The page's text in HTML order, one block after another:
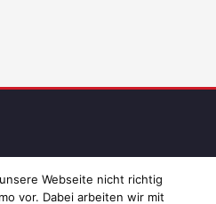
Webseite nicht richtig
vor. Dabei arbeiten wir mit